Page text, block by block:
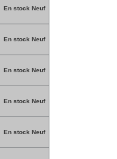
En stock Neuf
En stock Neuf
En stock Neuf
En stock Neuf
En stock Neuf